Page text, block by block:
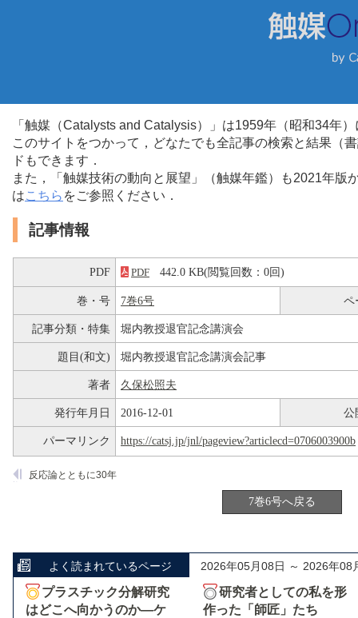
「触媒（Catalysts and Catalysis）」は1959年（昭和34年
このサイトをつかって，どなたでも全記事の検索と結果（
ドもできます．
また，「触媒技術の動向と展望」（触媒年鑑）も2021年
はこちら をご参照ください．
記事情報
PDF PDF 442.0 KB(閲覧回数：0回)
巻・号 7巻6号 ペ
記事分類・特集 堀内教授退官記念講演会
題目(和文) 堀内教授退官記念講演会記事
著者 久保松照夫
発行年月日 2016-12-01 公
パーマリンク https://catsj.jp/jnl/pageview?articlecd=0706003900b
反応論とともに30年
7巻6号へ戻る
よく読まれているページ 2026年05月08日 ～ 2026年08
プラスチック分解研究
はどこへ向かうのか―ケ
研究者としての私を形
作った「師匠」たち